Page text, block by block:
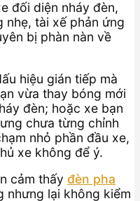
đối diện nháy đèn,
nhẹ, tài xế phản ứng
bị phàn nàn về
hiệu gián tiếp mà
vừa thay bóng mới
đèn; hoặc xe bạn
chưa từng chỉnh
nhỏ phần đầu xe,
xe không để ý.
cảm thấy đèn pha
nhưng lại không kiểm